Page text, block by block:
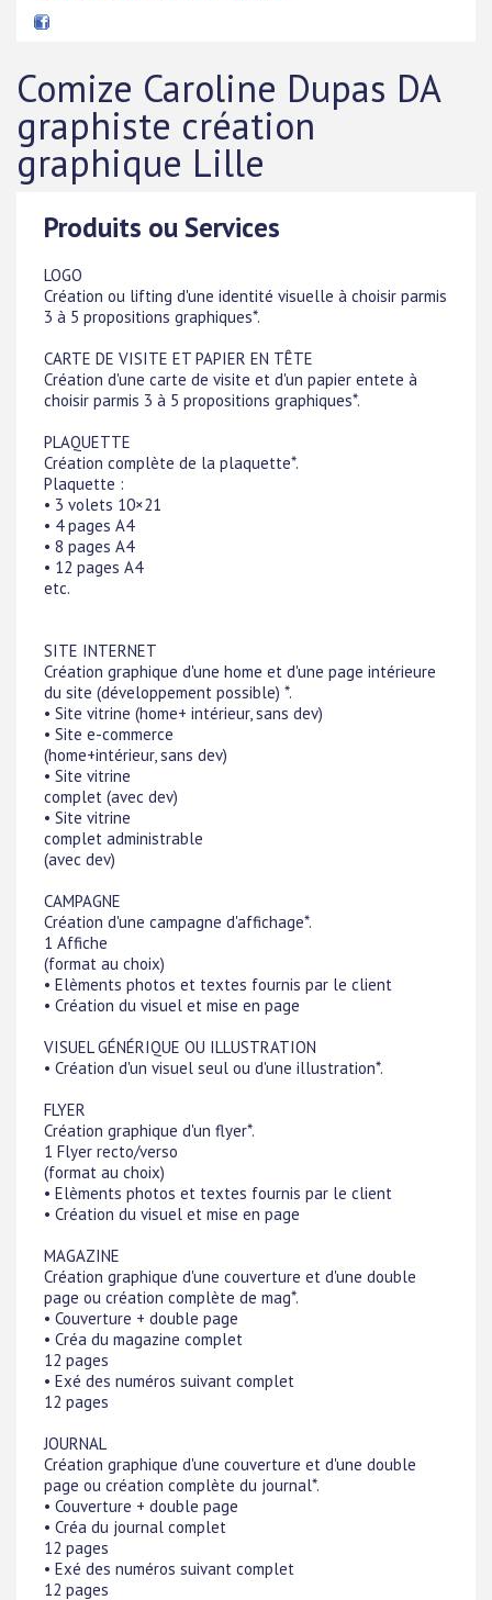
Comize Caroline Dupas DA
graphiste création
graphique Lille
Produits ou Services
LOGO
Création ou lifting d'une identité visuelle à choisir parmis
3 à 5 propositions graphiques*.
CARTE DE VISITE ET PAPIER EN TÊTE
Création d'une carte de visite et d'un papier entete à
choisir parmis 3 à 5 propositions graphiques*.
PLAQUETTE
Création complète de la plaquette*.
Plaquette :
• 3 volets 10×21
• 4 pages A4
• 8 pages A4
• 12 pages A4
etc.
SITE INTERNET
Création graphique d'une home et d'une page intérieure
du site (développement possible) *.
• Site vitrine (home+ intérieur, sans dev)
• Site e-commerce
(home+intérieur, sans dev)
• Site vitrine
complet (avec dev)
• Site vitrine
complet administrable
(avec dev)
CAMPAGNE
Création d'une campagne d'affichage*.
1 Affiche
(format au choix)
• Elèments photos et textes fournis par le client
• Création du visuel et mise en page
VISUEL GÉNÉRIQUE OU ILLUSTRATION
• Création d'un visuel seul ou d'une illustration*.
FLYER
Création graphique d'un flyer*.
1 Flyer recto/verso
(format au choix)
• Elèments photos et textes fournis par le client
• Création du visuel et mise en page
MAGAZINE
Création graphique d'une couverture et d'une double
page ou création complète de mag*.
• Couverture + double page
• Créa du magazine complet
12 pages
• Exé des numéros suivant complet
12 pages
JOURNAL
Création graphique d'une couverture et d'une double
page ou création complète du journal*.
• Couverture + double page
• Créa du journal complet
12 pages
• Exé des numéros suivant complet
12 pages